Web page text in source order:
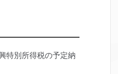
特別所得税の予定納